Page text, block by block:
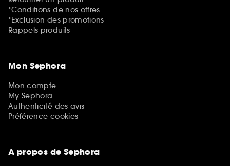
*Conditions de nos offres
*Exclusion des promotions
Rappels produits
Mon Sephora
Mon compte
My Sephora
Authenticité des avis
Préférence cookies
A propos de Sephora